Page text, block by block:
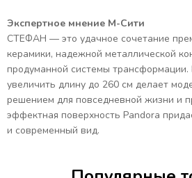
Экспертное мнение М-Сити
СТЕФАН — это удачное сочетание
керамики, надежной металлической
продуманной системы
увеличить длину до 260 см делает
решением для повседневной жизни и
эффектная поверхность Pandora
и современный вид.